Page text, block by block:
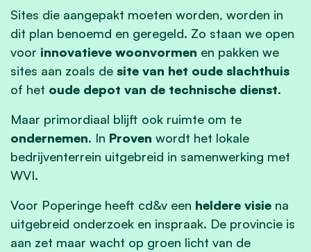
Sites die aangepakt moeten worden, worden in
dit plan benoemd en geregeld. Zo staan we open
voor innovatieve woonvormen en pakken we
sites aan zoals de site van het oude slachthuis
of het oude depot van de technische dienst.
Maar primordiaal blijft ook ruimte om te
ondernemen. In Proven wordt het lokale
bedrijventerrein uitgebreid in samenwerking met
WVI.
Voor Poperinge heeft cd&v een heldere visie na
uitgebreid onderzoek en inspraak. De provincie is
aan zet maar wacht op groen licht van de